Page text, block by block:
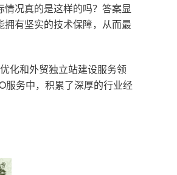
况真的是这样的吗？答案显
有坚实的技术保障，从而最
化和外贸独立站建设服务领
服务中，积累了深厚的行业经